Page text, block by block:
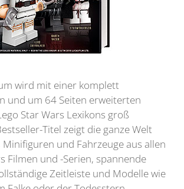
wird mit einer komplett
und um 64 Seiten erweiterten
Star Wars Lexikons groß
Titel zeigt die ganze Welt
Minifiguren und Fahrzeuge aus allen
Filmen und -Serien, spannende
Zeitleiste und Modelle wie